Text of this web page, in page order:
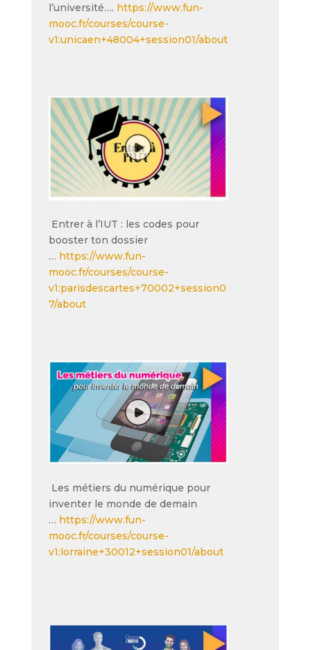
l’université…. https://www.fun-
mooc.fr/courses/course-
v1:unicaen+48004+session01/about
Entrer à l’IUT : les codes pour
booster ton dossier
… https://www.fun-
mooc.fr/courses/course-
v1:parisdescartes+70002+session0
7/about
Les métiers du numérique pour
inventer le monde de demain
… https://www.fun-
mooc.fr/courses/course-
v1:lorraine+30012+session01/about